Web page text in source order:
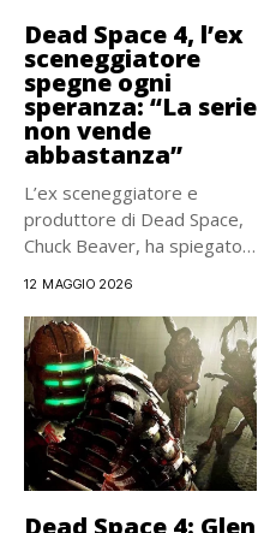
Dead Space 4, l’ex
sceneggiatore
spegne ogni
speranza: “La serie
non vende
abbastanza”
L’ex sceneggiatore e
produttore di Dead Space,
Chuck Beaver, ha spiegato
12 MAGGIO 2026
Dead Space 4: Glen